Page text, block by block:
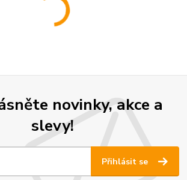
novinky, akce a
slevy!
Přihlásit se